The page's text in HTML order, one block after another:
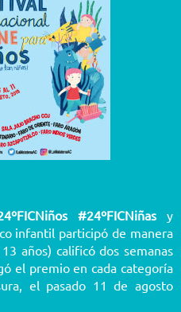
#24ºFICNiñasy
infantil participó de manera
años) calificó dos semanas
el premio en cada categoría
el pasado 11 de agosto